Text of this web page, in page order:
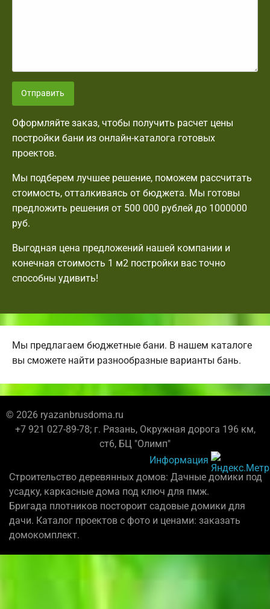
Отправить
Оформляйте заказ, чтобы получить расчет цены
постройки бани из онлайн-каталога готовых
проектов.
Мы подберем лучшее решение, поможем рассчитать
стоимость, отталкиваясь от бюджета. Мы готовы
предложить решения от 500 000 рублей до 1000000
руб.
Выгодная цена предложений нашей компании и
конечная стоимость 1 м2 постройки вас точно
способны удивить!
Мы предлагаем бюджетные бани. В нашем каталоге
вы сможете найти разнообразные варианты бань.
© 2026 ryazanbrusdoma.ru
+7 921 027-89-78; г. Рязань, Окружная дорога 196 км,
ст6, БЦ "Олимп"
Информация
Строительство деревянных домов: Дачные домики под
усадку, каркасные дома под ключ для пмж.
Бригада плотников постороит садовые домики для
дачи. Каталог проектов с фото и ценами: заказать
домокомплект.